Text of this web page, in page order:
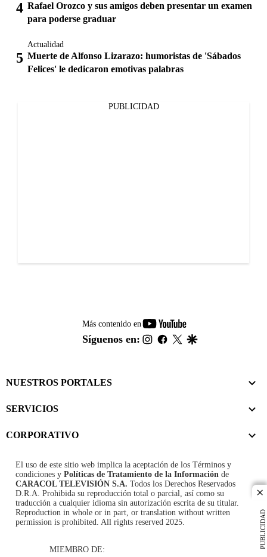
PUBLICIDAD
Rafael Orozco y sus amigos deben presentar un examen
para poderse graduar
Actualidad
Muerte de Alfonso Lizarazo: humoristas de 'Sábados
Felices' le dedicaron emotivas palabras
PUBLICIDAD
Más contenido en
youtube-
footer
Síguenos en: instagram
facebook
twitter
NUESTROS PORTALES
SERVICIOS
CORPORATIVO
El uso de este sitio web implica la aceptación de los Términos y
condiciones y Políticas de Tratamiento de la Información de
CARACOL TELEVISIÓN S.A. Todos los Derechos Reservados
D.R.A. Prohibida su reproducción total o parcial, así como su
traducción a cualquier idioma sin autorización escrita de su titular.
Reproduction in whole or in part, or translation without written
permission is prohibited. All rights reserved 2025.
MIEMBRO DE: